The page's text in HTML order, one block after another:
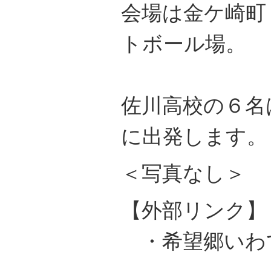
会場は金ケ崎
トボール場。
佐川高校の６
に出発します。
＜写真なし＞
【外部リンク】
・希望郷いわ